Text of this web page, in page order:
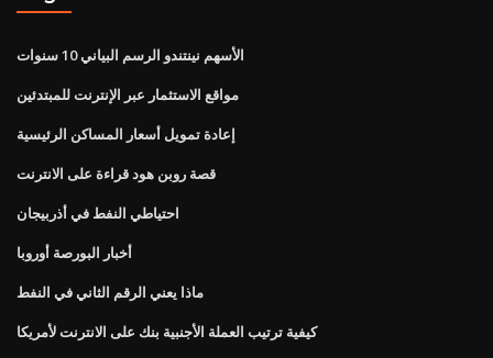
الأسهم نينتندو الرسم البياني 10 سنوات
مواقع الاستثمار عبر الإنترنت للمبتدئين
إعادة تمويل أسعار المساكن الرئيسية
قصة روبن هود قراءة على الانترنت
احتياطي النفط في أذربيجان
أخبار البورصة أوروبا
ماذا يعني الرقم الثاني في النفط
كيفية ترتيب العملة الأجنبية بنك على الانترنت لأمريكا